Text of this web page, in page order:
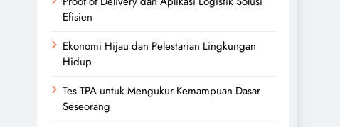
Efisien
Ekonomi Hijau dan Pelestarian Lingkungan
Hidup
Tes TPA untuk Mengukur Kemampuan Dasar
Seseorang